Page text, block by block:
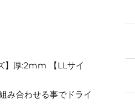
】厚:2mm 【LLサイ
み合わせる事でドライ